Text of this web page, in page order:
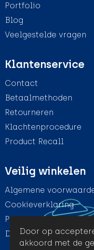
Portfolio
Blog
Veelgestelde vragen
Klantenservice
Contact
Betaalmethoden
Retourneren
Klachtenprocedure
Product Recall
Veilig winkelen
Algemene
Cookieverklaring
Privacyverklaring
Disclaimer
Door op
akkoord met de